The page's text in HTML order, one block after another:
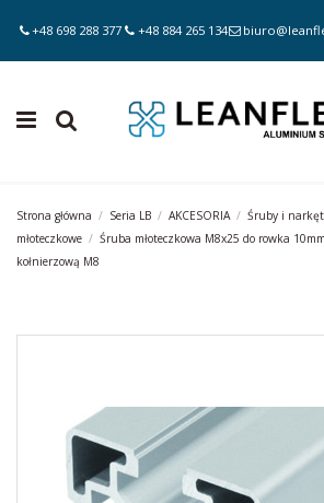
+48 698 288 377 +48 884 265 134
Strona główna Seria LB AKCESORIA Śruby i
młoteczkowe
Śruba młoteczkowa M8x25 do rowka
kołnierzową M8